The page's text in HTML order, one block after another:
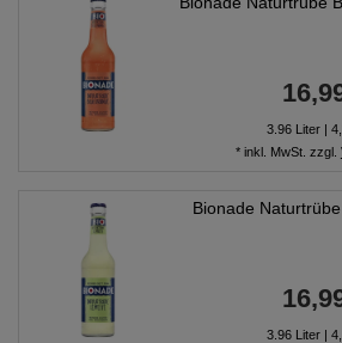
3.96Liter|
* inkl. MwSt. zzgl.
Bionade
3.96Liter|